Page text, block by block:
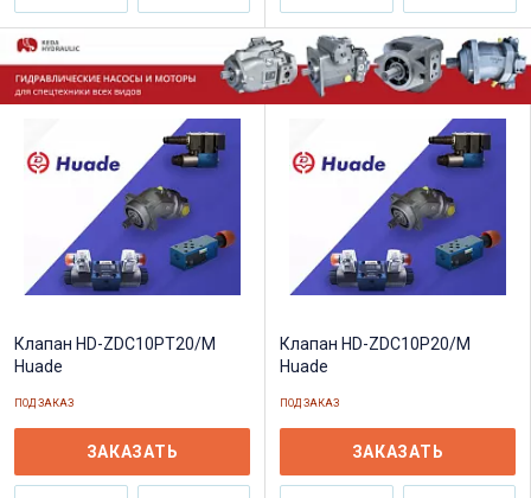
Клапан HD-ZDC10PT20/M
Huade
ПОД ЗАКАЗ
ЗАКАЗАТЬ
Клапан HD-ZDC10P20/M
Huade
ПОД ЗАКАЗ
ЗАКАЗАТЬ